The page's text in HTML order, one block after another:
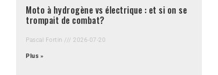
Moto à hydrogène vs électrique : et si on se
trompait de combat?
Pascal Fortin 2026-07-20
Plus »